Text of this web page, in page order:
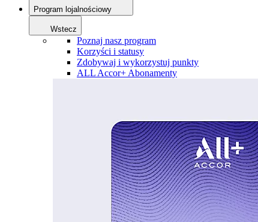
Program lojalnościowy
Wstecz
Poznaj nasz program
Korzyści i statusy
Zdobywaj i wykorzystuj punkty
ALL Accor+ Abonamenty